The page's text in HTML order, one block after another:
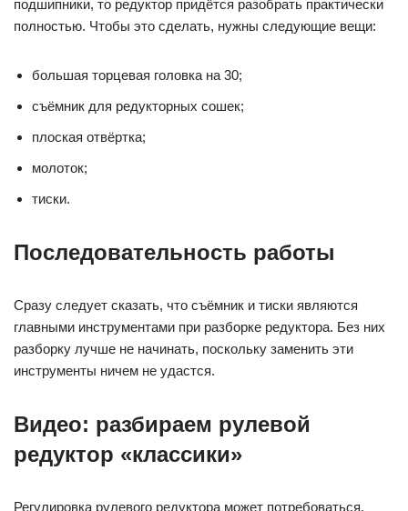
подшипники, то редуктор придётся разобрать практически
полностью. Чтобы это сделать, нужны следующие вещи:
большая торцевая головка на 30;
съёмник для редукторных сошек;
плоская отвёртка;
молоток;
тиски.
Последовательность работы
Сразу следует сказать, что съёмник и тиски являются
главными инструментами при разборке редуктора. Без них
разборку лучше не начинать, поскольку заменить эти
инструменты ничем не удастся.
Видео: разбираем рулевой
редуктор «классики»
Регулировка рулевого редуктора может потребоваться,